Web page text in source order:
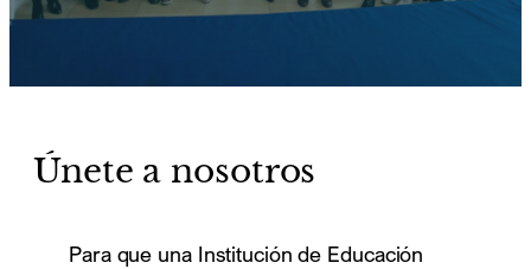
Únete a nosotros
Para que una Institución de Educación